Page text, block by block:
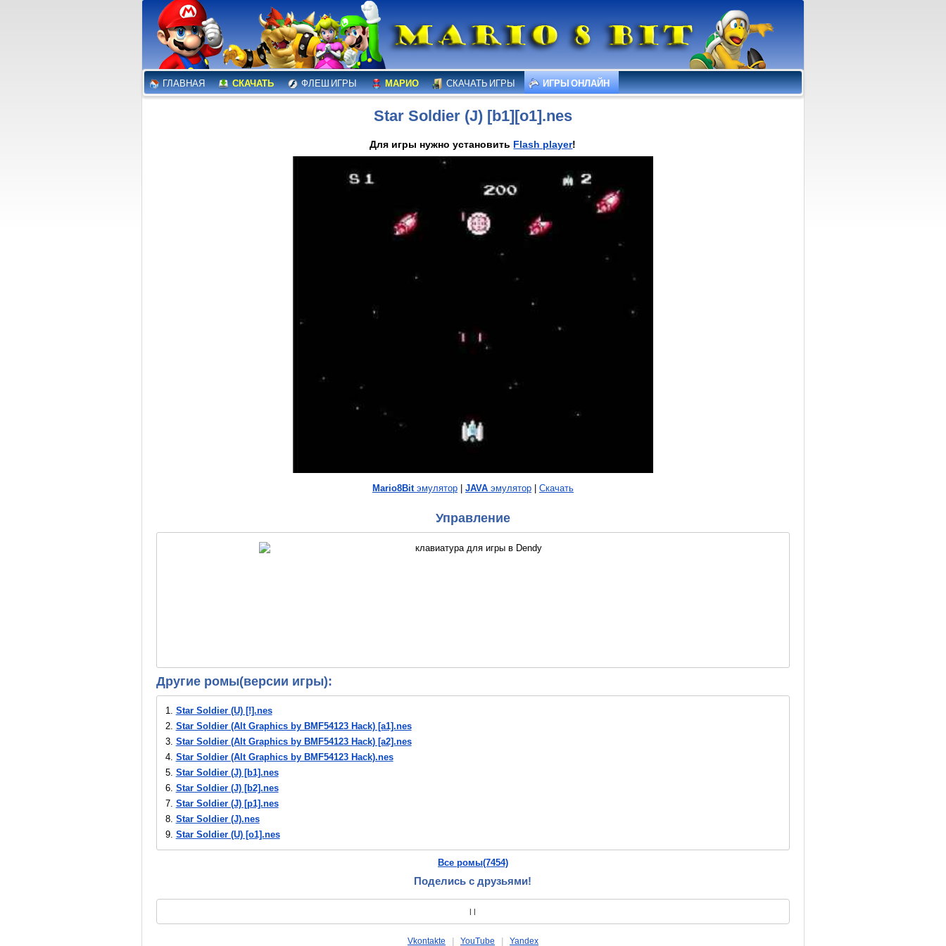
ГЛАВНАЯ СКАЧАТЬ ФЛЕШ ИГРЫ МАРИО СКАЧАТЬ ИГРЫ ИГРЫ ОНЛАЙН
Star Soldier (J) [b1][o1].nes
Для игры нужно установить Flash player!
Mario8Bitэмулятор| JAVAэмулятор| Скачать
Управление
Другие ромы(версии игры):
1. Star Soldier (U) [!].nes
2. Star Soldier (Alt Graphics by BMF54123 Hack) [a1].nes
3. Star Soldier (Alt Graphics by BMF54123 Hack) [a2].nes
4. Star Soldier (Alt Graphics by BMF54123 Hack).nes
5. Star Soldier (J) [b1].nes
6. Star Soldier (J) [b2].nes
7. Star Soldier (J) [p1].nes
8. Star Soldier (J).nes
9. Star Soldier (U) [o1].nes
Все ромы(7454)
Поделись с друзьями!
||
Vkontakte | YouTube | Yandex